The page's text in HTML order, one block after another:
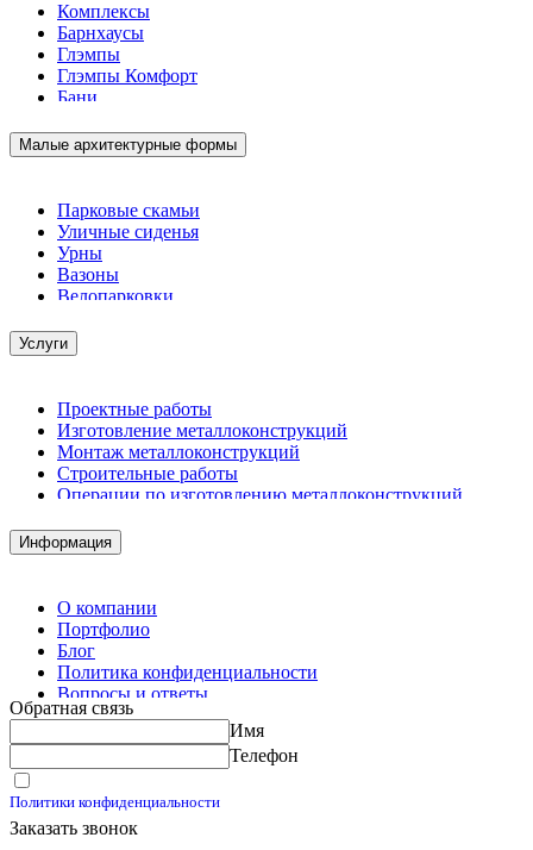
Комплексы
Барнхаусы
Глэмпы
Глэмпы Комфорт
Бани
Малые архитектурные формы
Парковые скамьи
Уличные сиденья
Урны
Вазоны
Велопарковки
Услуги
Проектные работы
Изготовление металлоконструкций
Монтаж металлоконструкций
Строительные работы
Операции по изготовлению металлоконструкций
Комплектация металлопроката
Изготовление винтовых свай
Информация
О компании
Портфолио
Блог
Политика конфиденциальности
Вопросы и ответы
Контакты
Обратная связь
Имя
Телефон
Политики конфиденциальности
Заказать звонок